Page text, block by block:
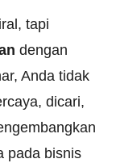
tapi
dengan
Anda tidak
dicari,
pada bisnis